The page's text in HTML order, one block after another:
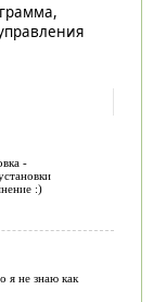
-
:)
я не знаю как